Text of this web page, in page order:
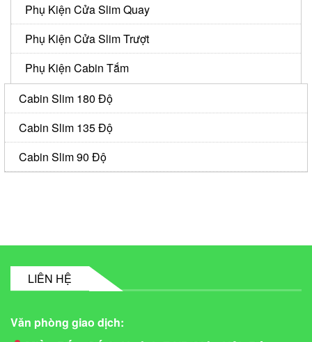
Phụ Kiện Cửa Slim Quay
Phụ Kiện Cửa Slim Trượt
Phụ Kiện Cabin Tắm
Cabin Slim 180 Độ
Cabin Slim 135 Độ
Cabin Slim 90 Độ
LIÊN HỆ
Văn phòng giao dịch: